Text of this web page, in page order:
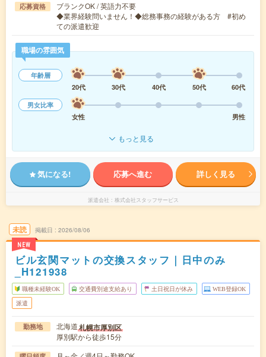
応募資格
ブランクOK / 英語力不要
◆業界経験問いません！◆総務事務の経験がある方 #初め
ての派遣歓迎
職場の雰囲気
年齢層
20代
30代 40代 50代
60代
男女比率
女性
男性
もっと見る
気になる! 応募へ進む 詳しく見る
派遣会社 株式会社スタッフサービス
未読
NEW
掲載日 2026/08/06
ビル玄関マットの交換スタッフ｜日中のみ
_H121938
職種未経験OK 交通費別途支給あり 土日祝日が休み WEB登録OK
派遣
勤務地 北海道札幌市厚別区
厚別駅から徒歩15分